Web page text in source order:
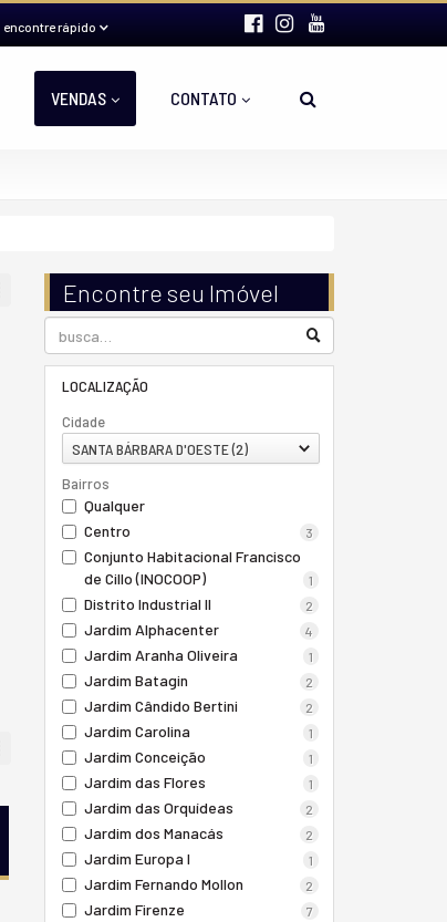
encontre rápido
VENDAS CONTATO
Encontre seu Imóvel
LOCALIZAÇÃO
Cidade
SANTA BÁRBARA D'OESTE (2)
Bairros
Qualquer
Centro
3
Conjunto Habitacional Francisco
de Cillo (INOCOOP)
1
Distrito Industrial II 2
Jardim Alphacenter 4
Jardim Aranha Oliveira 1
Jardim Batagin 2
Jardim Cândido Bertini 2
Jardim Carolina 1
Jardim Conceição 1
Jardim das Flores 1
Jardim das Orquídeas 2
Jardim dos Manacás 2
Jardim Europa I 1
Jardim Fernando Mollon 2
Jardim Firenze 7